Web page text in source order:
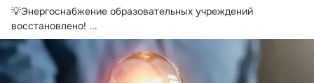
💡Энергоснабжение образовательных учреждений
восстановлено! ...